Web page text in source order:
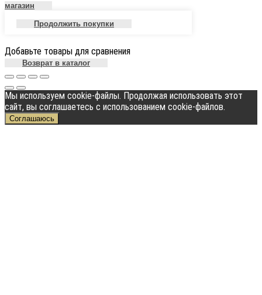
магазин
Продолжить покупки
Добавьте товары для сравнения
Возврат в каталог
Мы используем cookie-файлы. Продолжая использовать этот
сайт, вы соглашаетесь с использованием cookie-файлов.
Соглашаюсь